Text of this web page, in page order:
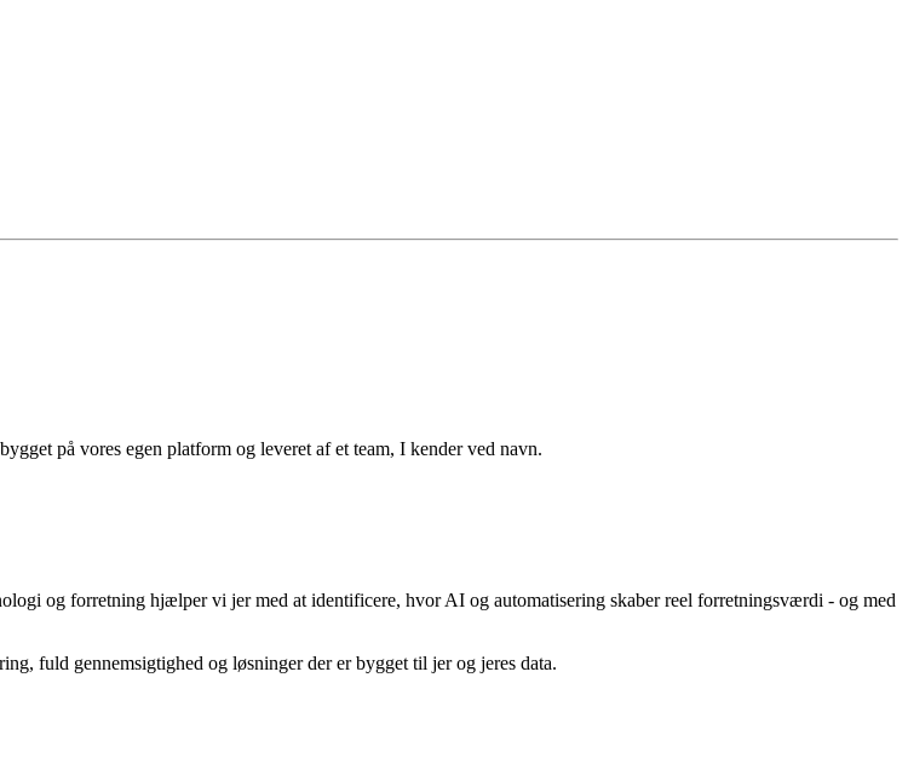
på vores egen platform og leveret af et team, I kender ved navn.
og forretning hjælper vi jer med at identificere, hvor AI og automatisering skaber reel forretningsværdi - og med
fuld gennemsigtighed og løsninger der er bygget til jer og jeres data.